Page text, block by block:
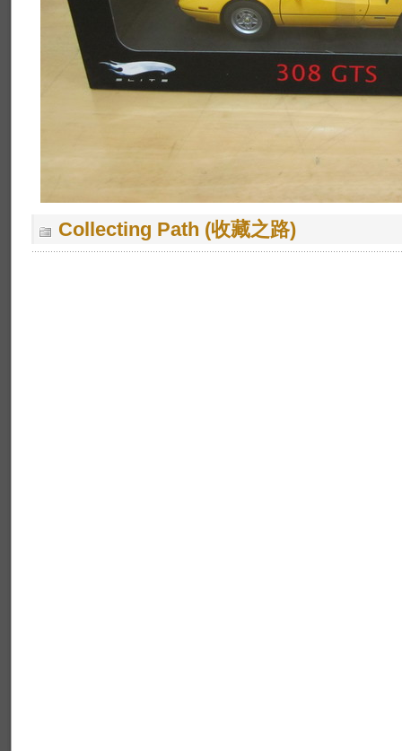
Collecting Path (收藏之路)